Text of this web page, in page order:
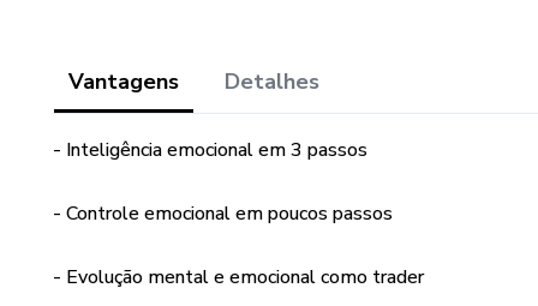
uma sequência de loss, ficar
Nesse manual você vai dar
Vantagens Detalhes
- Inteligência emocional em 3 passos
- Controle emocional em poucos passos
- Evolução mental e emocional como trader